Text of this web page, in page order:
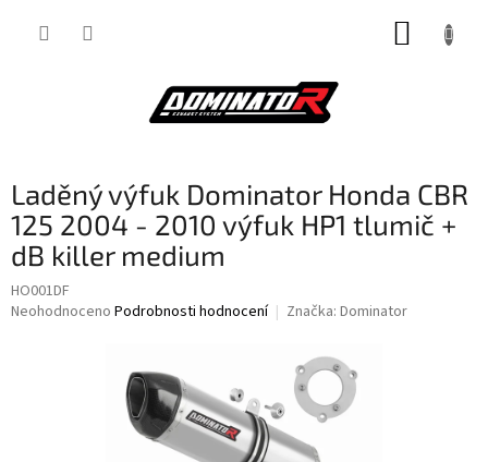
Laděný výfuk Dominator Honda CBR
125 2004 - 2010 výfuk HP1 tlumič +
dB killer medium
HO001DF
Průměrné
Neohodnoceno Podrobnosti hodnocení Značka: Dominator